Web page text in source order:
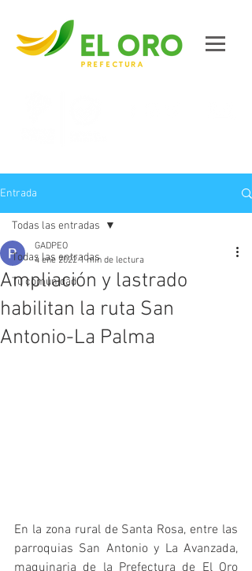
Entrada
Todas las entradas
Tu comunidad
Todas las entradas
Ampliación y lastrado
habilitan la ruta San
Antonio-La Palma
GADPEO
4 ene 2022 1 min de lectura
En la zona rural de Santa Rosa, entre las
parroquias San Antonio y La Avanzada,